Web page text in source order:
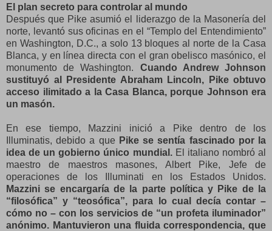
El plan secreto para controlar al mundo
Después que Pike asumió el liderazgo de la Masonería del
norte, levantó sus oficinas en el “Templo del Entendimiento”
en Washington, D.C., a solo 13 bloques al norte de la Casa
Blanca, y en línea directa con el gran obelisco masónico, el
monumento de Washington. Cuando Andrew Johnson
sustituyó al Presidente Abraham Lincoln, Pike obtuvo
acceso ilimitado a la Casa Blanca, porque Johnson era
un masón.
En ese tiempo, Mazzini inició a Pike dentro de los
Illuminatis, debido a que Pike se sentía fascinado por la
idea de un gobierno único mundial. El italiano nombró al
maestro de maestros masones, Albert Pike, Jefe de
operaciones de los Illuminati en los Estados Unidos.
Mazzini se encargaría de la parte política y Pike de la
“filosófica” y “teosófica”, para lo cual decía contar –
cómo no – con los servicios de “un profeta iluminador”
anónimo. Mantuvieron una fluida correspondencia, que